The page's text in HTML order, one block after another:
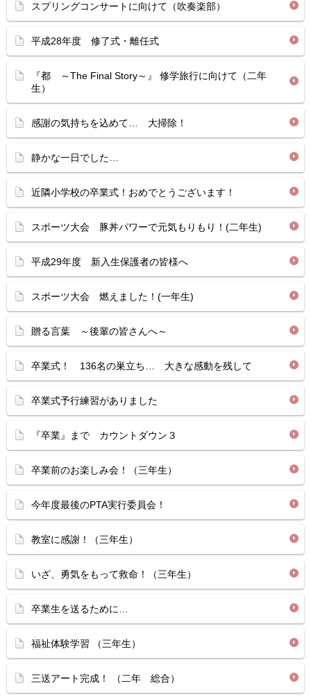
スプリングコンサートに向けて（吹奏楽部）
平成28年度 修了式・離任式
『都 ～The Final Story～』 修学旅行に向けて（二年
生）
感謝の気持ちを込めて… 大掃除！
静かな一日でした…
近隣小学校の卒業式！おめでとうございます！
スポーツ大会 豚丼パワーで元気もりもり！(二年生)
平成29年度 新入生保護者の皆様へ
スポーツ大会 燃えました！(一年生)
贈る言葉 ～後輩の皆さんへ～
卒業式！ 136名の巣立ち… 大きな感動を残して
卒業式予行練習がありました
『卒業』まで カウントダウン３
卒業前のお楽しみ会！（三年生）
今年度最後のPTA実行委員会！
教室に感謝！（三年生）
いざ、勇気をもって救命！（三年生）
卒業生を送るために…
福祉体験学習 （三年生）
三送アート完成！ （二年 総合）